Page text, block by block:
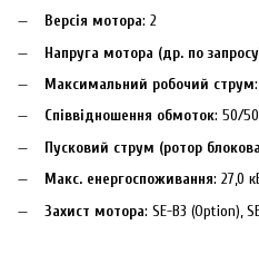
Версія мотора: 2
Напруга мотора (др. по
Максимальний робочий струм
Співвідношення обмоток: 50/50
Пусковий струм (ротор
Макс. енергоспоживання: 27,0
Захист мотора: SE-B3 (Option),